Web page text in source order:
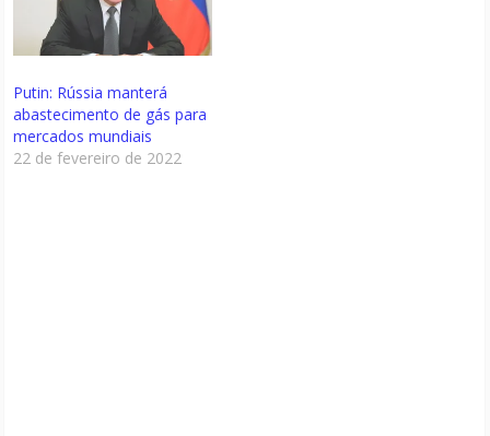
Putin: Rússia manterá
abastecimento de gás para
mercados mundiais
22 de fevereiro de 2022